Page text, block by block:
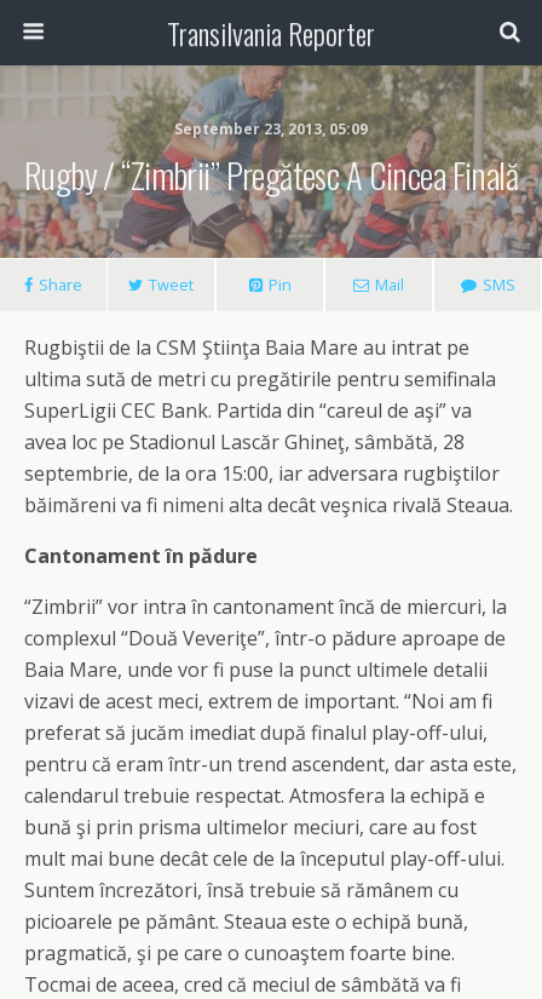
Transilvania Reporter
September 23, 2013, 05:09
Rugby / “Zimbrii” Pregătesc A Cincea Finală
Share Tweet Pin Mail SMS
Rugbiştii de la CSM Ştiinţa Baia Mare au intrat pe
ultima sută de metri cu pregătirile pentru semifinala
SuperLigii CEC Bank. Partida din “careul de aşi” va
avea loc pe Stadionul Lascăr Ghineţ, sâmbătă, 28
septembrie, de la ora 15:00, iar adversara rugbiştilor
băimăreni va fi nimeni alta decât veşnica rivală Steaua.
Cantonament în pădure
“Zimbrii” vor intra în cantonament încă de miercuri, la
complexul “Două Veveriţe”, într-o pădure aproape de
Baia Mare, unde vor fi puse la punct ultimele detalii
vizavi de acest meci, extrem de important. “Noi am fi
preferat să jucăm imediat după finalul play-off-ului,
pentru că eram într-un trend ascendent, dar asta este,
calendarul trebuie respectat. Atmosfera la echipă e
bună şi prin prisma ultimelor meciuri, care au fost
mult mai bune decât cele de la începutul play-off-ului.
Suntem încrezători, însă trebuie să rămânem cu
picioarele pe pământ. Steaua este o echipă bună,
pragmatică, şi pe care o cunoaştem foarte bine.
Tocmai de aceea, cred că meciul de sâmbătă va fi